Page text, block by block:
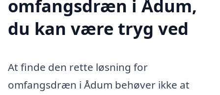
omfangsdræn i Ådum,
du kan være tryg ved
At finde den rette løsning for
omfangsdræn i Ådum behøver ikke at